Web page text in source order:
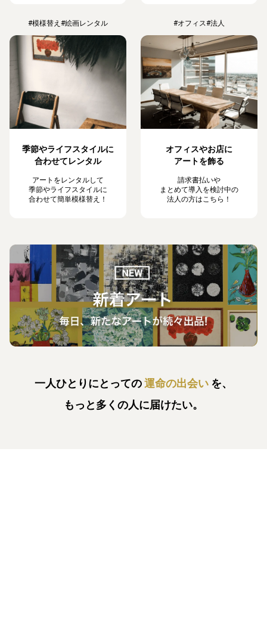
#模様替え #絵画レンタル
季節やライフスタイルに
合わせてレンタル
アートをレンタルして
季節やライフスタイルに
合わせて簡単模様替え！
#オフィス#法人
オフィスやお店に
アートを飾る
請求書払いや
まとめて導入を検討中の
法人の方はこちら！
一人ひとりにとっての運命の出会い を、
もっと多くの人に届けたい。